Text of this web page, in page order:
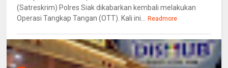
(Satreskrim) Polres Siak dikabarkan kembali melakukan
Operasi Tangkap Tangan (OTT). Kali ini...
Readmore